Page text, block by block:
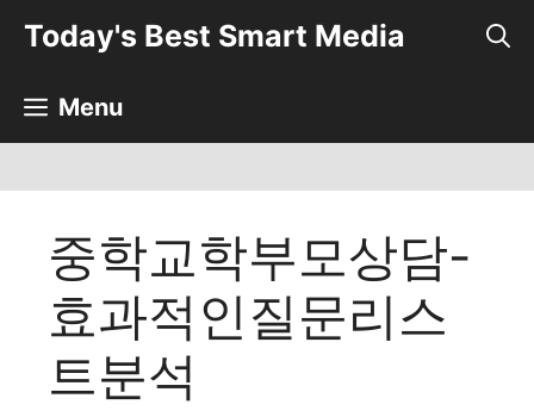
뛰
Today's Best Smart Media
Menu
중학교학부모상담-
효과적인질문리스
트분석